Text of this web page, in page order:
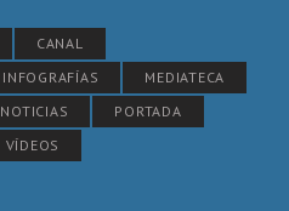
CANAL
INFOGRAFÍAS
MEDIATECA
NOTICIAS
PORTADA
VÍDEOS